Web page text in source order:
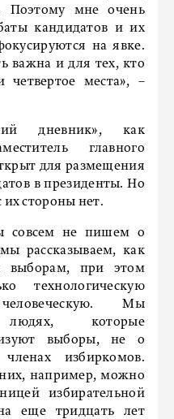
Поэтому мне очень
кандидатов и их
на явке.
важна и для тех, кто
четвертое места», –
дневник», как
главного
для размещения
в президенты. Но
их стороны нет.
совсем не пишем о
рассказываем, как
выборам, при этом
технологическую
Мы
которые
выборы, не о
избиркомов.
них, например, можно
избирательной
еще тридцать лет